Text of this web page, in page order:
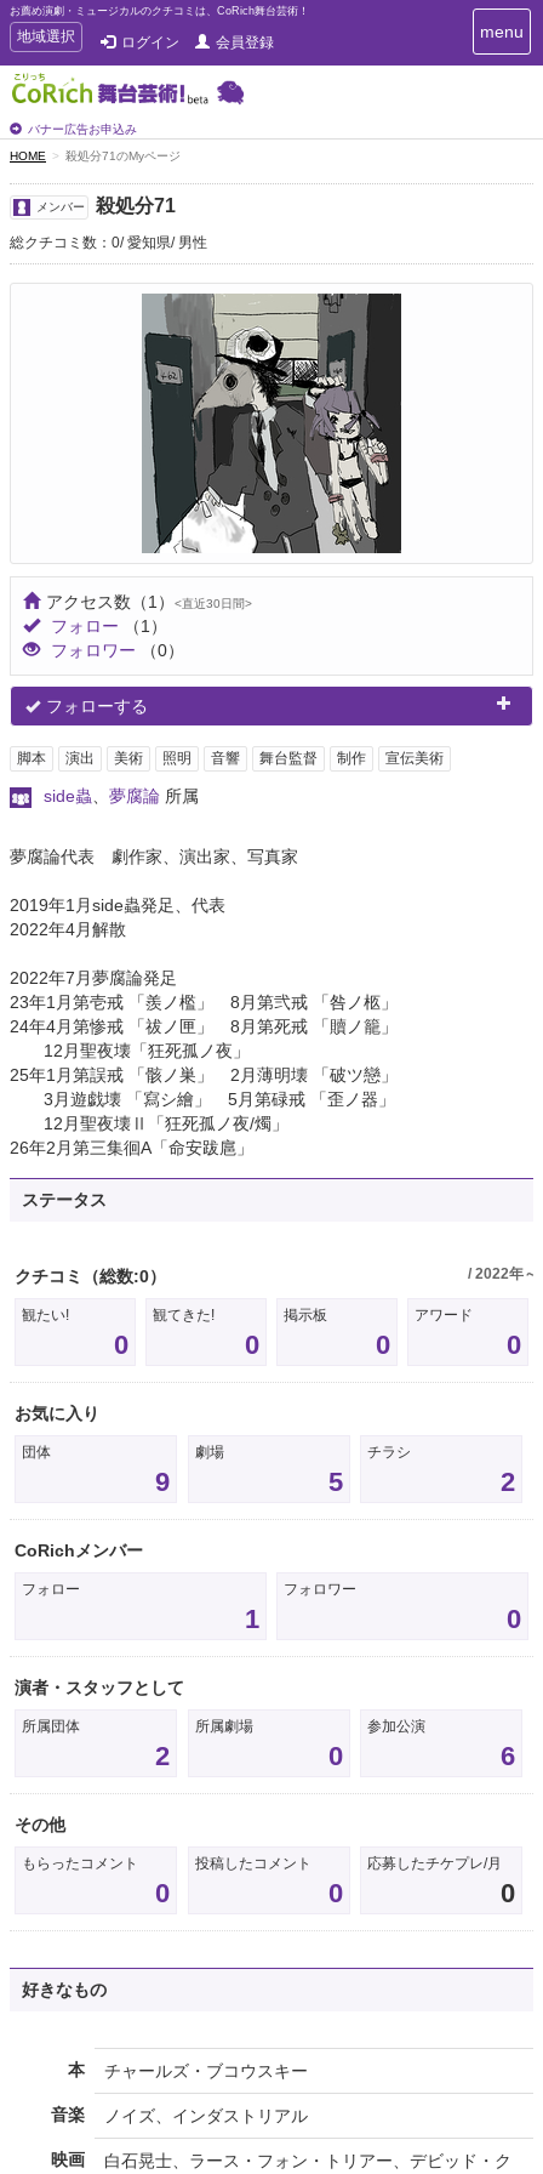
お薦め演劇・ミュージカルのクチコミは、CoRich舞台芸術！
T
o
g
g
e
n
a
v
i
g
a
t
地域選択 ログイン 会員登録
バナー広告お申込み
T
o
menu
HOME 殺処分71のMyページ
メンバー 殺処分71
総クチコミ数：0 愛知県 男性
アクセス数 （1） <直近30日間>
フォロー
（1）
フォロワー
（0）
フォローする
脚本 演出 美術 照明 音響 舞台監督 制作 宣伝美術
side蟲 夢腐論 所属
夢腐論代表 劇作家、演出家、写真家
2019年1月side蟲発足、代表
2022年4月解散
2022年7月夢腐論発足
23年1月第壱戒 「羨ノ檻」 8月第弐戒 「咎ノ柩」
24年4月第惨戒 「祓ノ匣」 8月第死戒 「贖ノ籠」
12月聖夜壊「狂死孤ノ夜」
25年1月第誤戒 「骸ノ巣」 2月薄明壊 「破ツ戀」
3月遊戯壊 「寫シ繪」 5月第碌戒 「歪ノ器」
12月聖夜壊Ⅱ「狂死孤ノ夜/燭」
26年2月第三集徊A「命安跋扈」
ステータス
クチコミ （総数:0） / 2022年～
観たい!
0
観てきた!
0
掲示板
0
アワード
0
お気に入り
団体
9
劇場
5
チラシ
2
CoRichメンバー
フォロー
1
フォロワー
0
演者・スタッフとして
所属団体
2
所属劇場
0
参加公演
6
その他
もらったコメント
0
投稿したコメント
0
応募したチケプレ/月
0
好きなもの
本 チャールズ・ブコウスキー
音楽 ノイズ、インダストリアル
映画 白石晃士、ラース・フォン・トリアー、デビッド・ク